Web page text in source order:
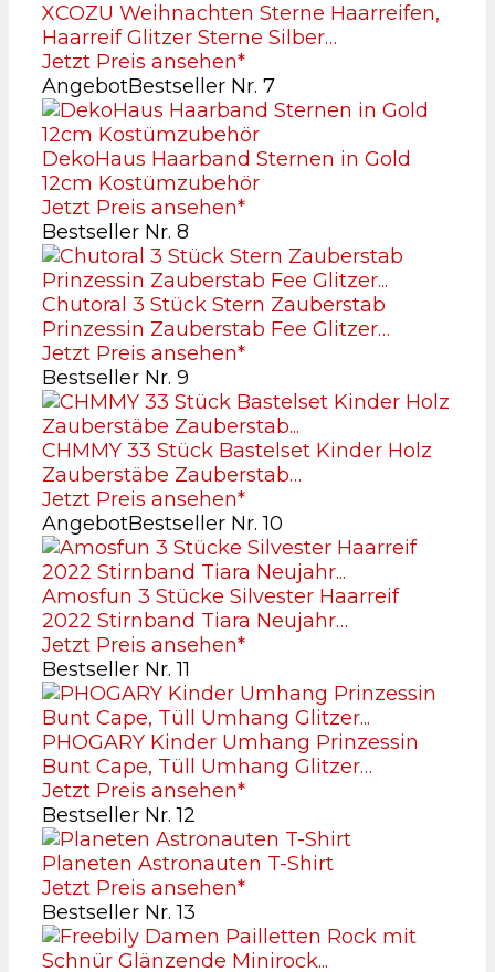
XCOZU Weihnachten Sterne Haarreifen,
Haarreif Glitzer Sterne Silber…
Jetzt Preis ansehen*
AngebotBestseller Nr. 7
DekoHaus Haarband Sternen in Gold
12cm Kostümzubehör
Jetzt Preis ansehen*
Bestseller Nr. 8
Chutoral 3 Stück Stern Zauberstab
Prinzessin Zauberstab Fee Glitzer…
Jetzt Preis ansehen*
Bestseller Nr. 9
CHMMY 33 Stück Bastelset Kinder Holz
Zauberstäbe Zauberstab…
Jetzt Preis ansehen*
AngebotBestseller Nr. 10
Amosfun 3 Stücke Silvester Haarreif
2022 Stirnband Tiara Neujahr…
Jetzt Preis ansehen*
Bestseller Nr. 11
PHOGARY Kinder Umhang Prinzessin
Bunt Cape, Tüll Umhang Glitzer…
Jetzt Preis ansehen*
Bestseller Nr. 12
Planeten Astronauten T-Shirt
Jetzt Preis ansehen*
Bestseller Nr. 13